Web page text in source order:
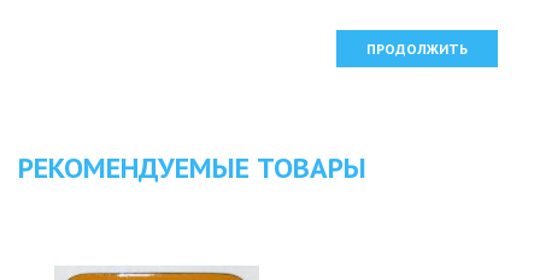
ПРОДОЛЖИТЬ
РЕКОМЕНДУЕМЫЕ ТОВАРЫ